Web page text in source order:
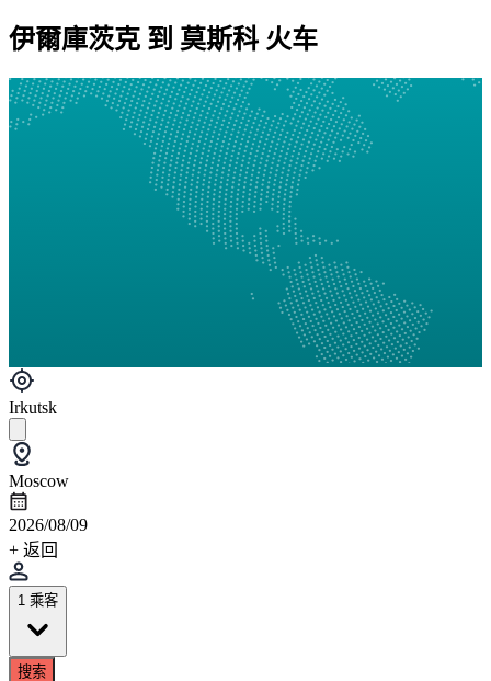
伊爾庫茨克 到 莫斯科 火车
Irkutsk
Moscow
2026/08/09
+ 返回
1 乘客
搜索